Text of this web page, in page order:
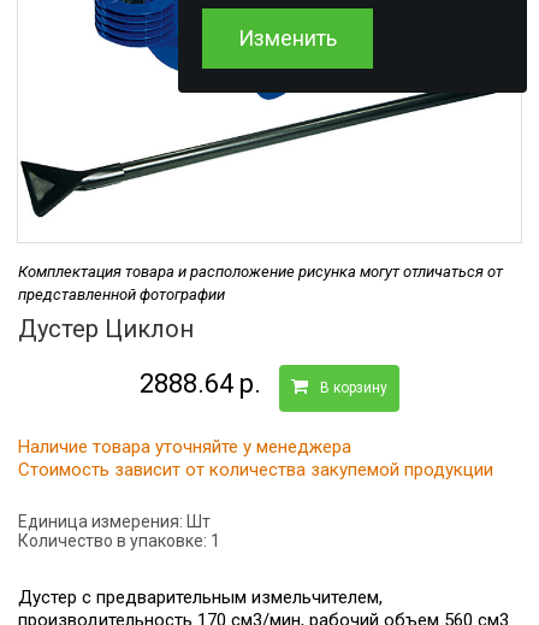
Изменить
Комплектация товара и расположение рисунка могут отличаться от
представленной фотографии
Дустер Циклон
2888.64 р. В корзину
Наличие товара уточняйте у менеджера
Стоимость зависит от количества закупемой продукции
Единица измерения: Шт
Количество в упаковке: 1
Дустер с предварительным измельчителем,
производительность 170 см3/мин, рабочий объем 560 см3